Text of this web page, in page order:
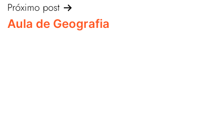
Próximo post
Aula de Geografia